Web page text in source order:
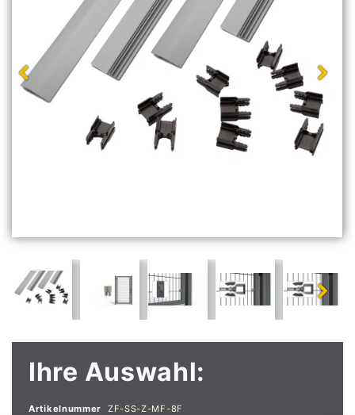
Ihre Auswahl:
Artikelnummer ZF-SS-Z-MF-8F